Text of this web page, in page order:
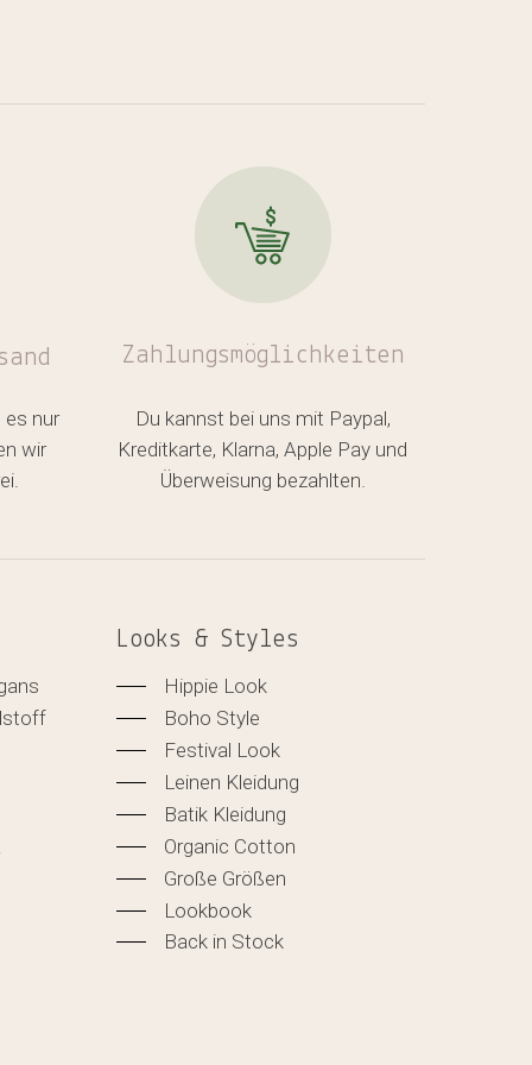
es nur
wir
Zahlungsmöglichkeiten
Du kannst bei uns mit Paypal,
Kreditkarte, Klarna, Apple Pay und
Überweisung bezahlten.
Looks & Styles
Hippie Look
Boho Style
Festival Look
Leinen Kleidung
Batik Kleidung
Organic Cotton
Große Größen
Lookbook
Back in Stock